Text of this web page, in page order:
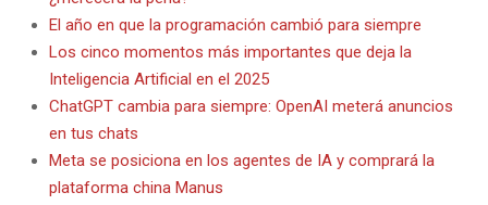
El año en que la programación cambió para siempre
Los cinco momentos más importantes que deja la
Inteligencia Artificial en el 2025
ChatGPT cambia para siempre: OpenAI meterá anuncios
en tus chats
Meta se posiciona en los agentes de IA y comprará la
plataforma china Manus